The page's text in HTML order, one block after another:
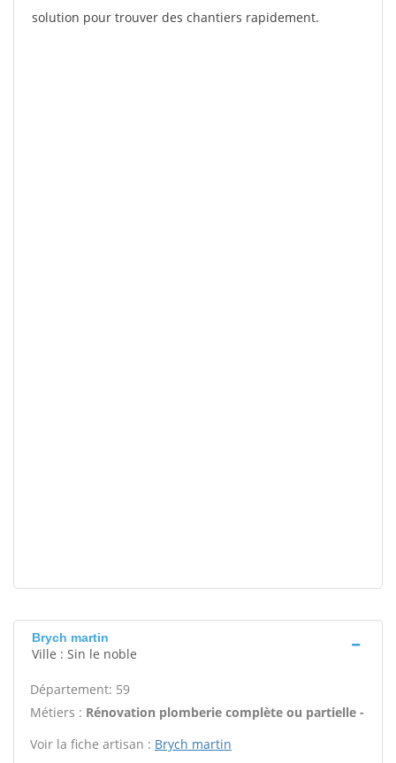
solution pour trouver des chantiers rapidement.
Brych martin
Ville : Sin le noble
Département: 59
Métiers : Rénovation plomberie complète ou partielle -
Voir la fiche artisan : Brych martin